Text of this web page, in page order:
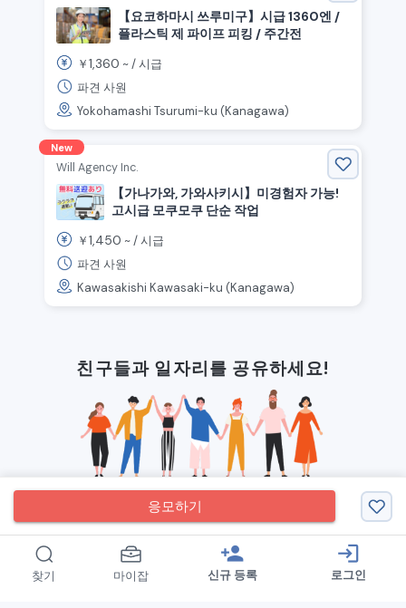
응모하기
【요코하마시 쓰루미구】시급 1360엔 /
플라스틱 제 파이프 피킹 / 주간전
￥1,360 ~ /시급
파견 사원
Yokohamashi Tsurumi-ku (Kanagawa)
New
Will Agency Inc.
【가나가와, 가와사키시】미경험자 가능!
고시급 모쿠모쿠 단순 작업
￥1,450 ~ /시급
파견 사원
Kawasakishi Kawasaki-ku (Kanagawa)
친구들과 일자리를 공유하세요!
찾기 마이잡
person_add
신규 등록
login
로그인